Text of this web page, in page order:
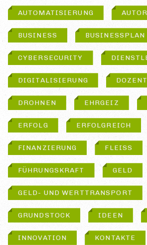
AUTOMATISIERUNG AUTOR
BUSINESS BUSINESSPLAN
CYBERSECURITY
DIGITALISIERUNG DOZENT
DROHNEN EHRGEIZ
ERFOLG ERFOLGREICH
FINANZIERUNG FLEISS
FÜHRUNGSKRAFT GELD
GELD- UND WERTTRANSPORT
GRUNDSTOCK IDEEN
INNOVATION KONTAKTE